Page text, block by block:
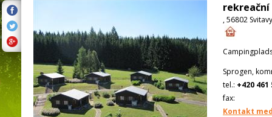
rekreační
, 56802 Svitavy
Sprogen,
tel.: +420 461
fax:
Kontakt